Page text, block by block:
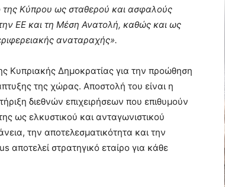
της Κύπρου ως σταθερού και ασφαλούς
ΕΕ και τη Μέση Ανατολή, καθώς και ως
αναταραχής».
Κυπριακής Δημοκρατίας για την προώθηση
της χώρας. Αποστολή του είναι η
διεθνών επιχειρήσεων που επιθυμούν
ως ελκυστικού και ανταγωνιστικού
την αποτελεσματικότητα και την
στρατηγικό εταίρο για κάθε